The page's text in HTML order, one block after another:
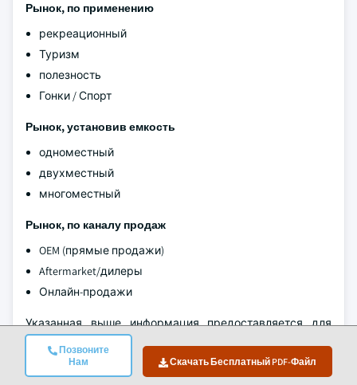
Позвоните
Нам
Скачать Бесплатный PDF-Файл
Рынок, по применению
рекреационный
Туризм
полезность
Гонки / Спорт
Рынок, установив емкость
одноместный
двухместный
многоместный
Рынок, по каналу продаж
OEM (прямые продажи)
Aftermarket/дилеры
Онлайн-продажи
Указанная выше информация предоставляется для
следующих регионов и стран:
Северная Америка